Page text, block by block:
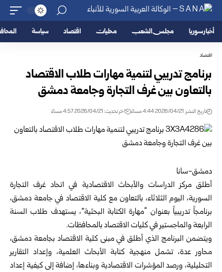
أخبار سوريا مجلس الشعب محليات اقتصاد سياسة
اقتصاد
برنامج تدريبي لتنمية مهارات طلاب الاقتصاد
بالتعاون بين غرف التجارة وجامعة دمشق
تاريخ النشر: 2026/04/21 4:44 مساءً اخر تحديث: 2026/04/21 4:57 مساءً
دمشق-سانا
أطلق مركز الدراسات والأبحاث الاقتصادية في اتحاد غرف التجارة
السورية، اليوم الثلاثاء، بالتعاون مع كلية الاقتصاد في جامعة دمشق،
برنامجاً تدريبياً بعنوان “مهارة الكتابة البحثية”، يستهدف طلاب السنة
الرابعة والماجستير في كليات الاقتصاد بالمحافظات.
ويتضمن البرنامج الذي أطلق في مبنى كلية الاقتصاد بجامعة دمشق،
محاور عدة، تشمل منهجية كتابة الأبحاث العلمية، وإعداد التقارير
التحليلية، ورصد المؤشرات الاقتصادية وبناءها، إضافة إلى كيفية إعداد